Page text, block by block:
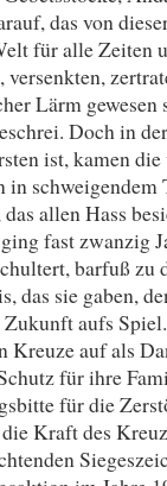
das von
für alle Zeiten
versenkten,
Lärm
Doch in
ist, kamen
in
allen Hass
fast zwanzig
barfuß zu
das sie gaben,
aufs
Kreuze auf als
für ihre
für die
Kraft des